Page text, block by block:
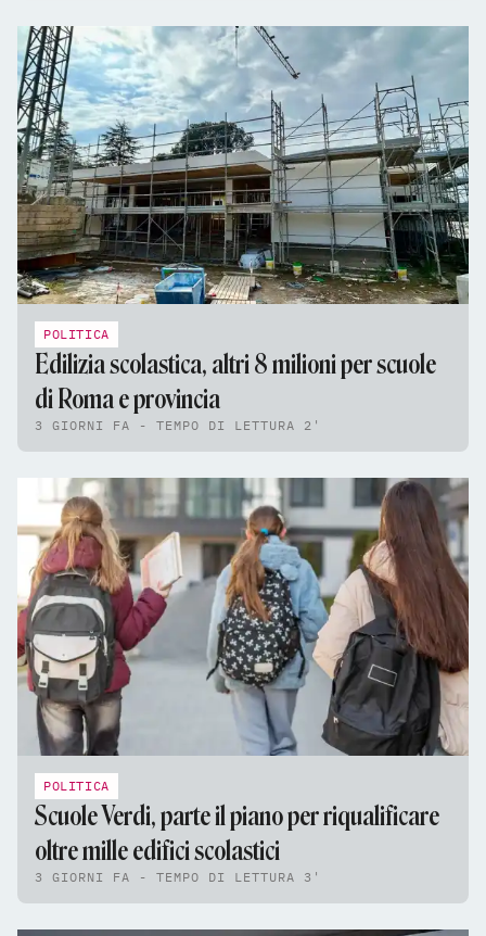
POLITICA
Edilizia scolastica, altri 8 milioni per scuole
di Roma e provincia
3 GIORNI FA - TEMPO DI LETTURA 2'
POLITICA
Scuole Verdi, parte il piano per riqualificare
oltre mille edifici scolastici
3 GIORNI FA - TEMPO DI LETTURA 3'